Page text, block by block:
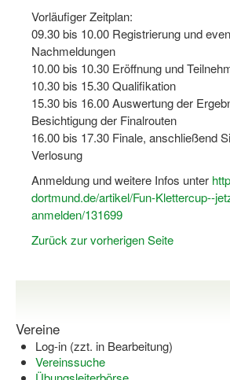
Mädchen in Mannschaftssportarten
Bewegungszwerge
Bewegungskindergarten
Mini-Sportabzeichen
Sportgutschein 4.0
SportartCheck
Sport im Ganztag
Sport vor Ort
Bewegt zu Hause
Bewegt ÄLTER werden in NRW!
Vorläufiger Zeitplan:
09.30 bis 10.00 Registrierung und
Nachmeldungen
10.00 bis 10.30 Eröffnung und
10.30 bis 15.30 Qualifikation
15.30 bis 16.00 Auswertung der
Besichtigung der Finalrouten
16.00 bis 17.30 Finale, anschließend
Verlosung
Anmeldung und weitere Infos unter
dortmund.de/artikel/Fun-Klettercup--
anmelden/131699
Zurück zur vorherigen Seite
Vereine
Log-in (zzt. in Bearbeitung)
Vereinssuche